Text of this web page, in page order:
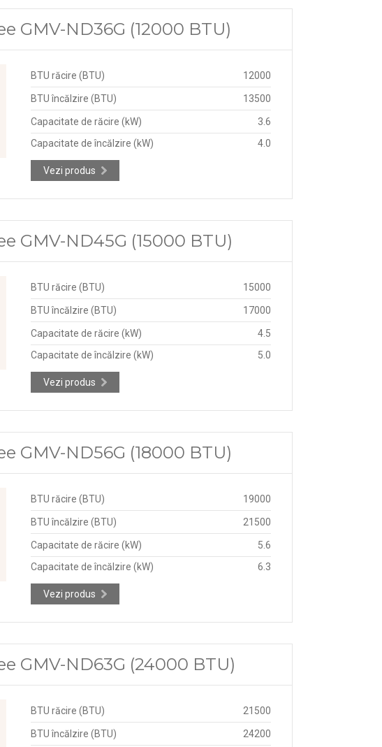
GMV-ND36G (12000 BTU)
BTU răcire (BTU) 12000
BTU încălzire (BTU) 13500
Capacitate de răcire (kW)
3.6
Capacitate de încălzire (kW)
4.0
Vezi produs
GMV-ND45G (15000 BTU)
BTU răcire (BTU) 15000
BTU încălzire (BTU) 17000
Capacitate de răcire (kW)
4.5
Capacitate de încălzire (kW)
5.0
Vezi produs
GMV-ND56G (18000 BTU)
BTU răcire (BTU) 19000
BTU încălzire (BTU) 21500
Capacitate de răcire (kW)
5.6
Capacitate de încălzire (kW)
6.3
Vezi produs
GMV-ND63G (24000 BTU)
BTU răcire (BTU) 21500
BTU încălzire (BTU) 24200